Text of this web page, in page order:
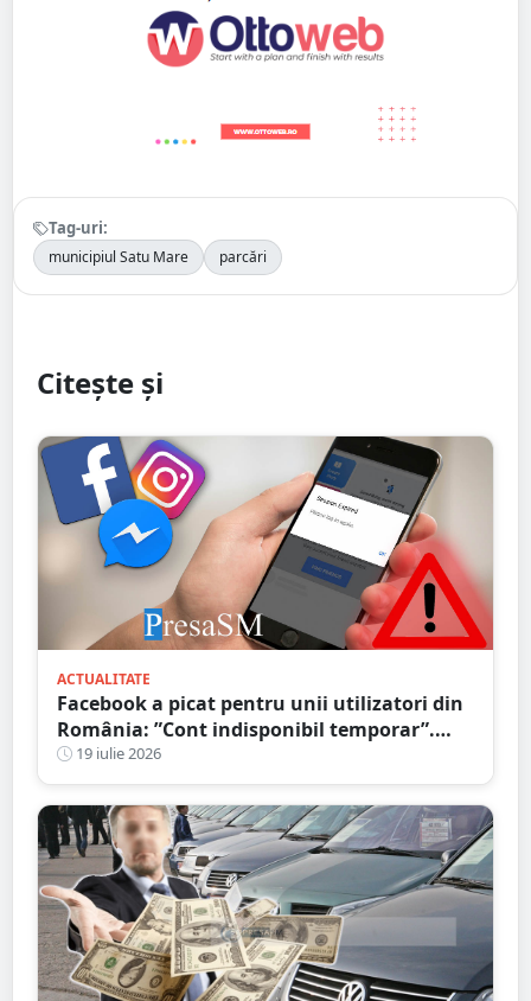
Tag-uri:
municipiul Satu Mare parcări
Citește și
ACTUALITATE
Facebook a picat pentru unii utilizatori din
România: ”Cont indisponibil temporar”.
Probleme și în alte țări
19 iulie 2026